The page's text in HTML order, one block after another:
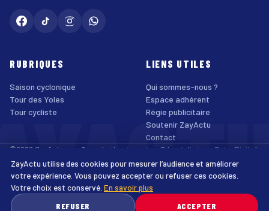
RUBRIQUES
Saison cyclonique
Tour des Yoles
Tour cycliste
LIENS UTILES
Qui sommes-nous ?
Espace adhérent
Régie publicitaire
Soutenir ZayActu
Contact
©2026 ZayActu.org. Tous droits réservés. · Site réalisé par Enjoy Digital
Agency
Mentions légales
Confidentialité Cookies Accessibilité
ZayActu utilise des cookies pour mesurer l’audience et améliorer
votre expérience. Vous pouvez accepter ou refuser ces cookies.
Votre choix est conservé. En savoir plus
REFUSER
ACCEPTER